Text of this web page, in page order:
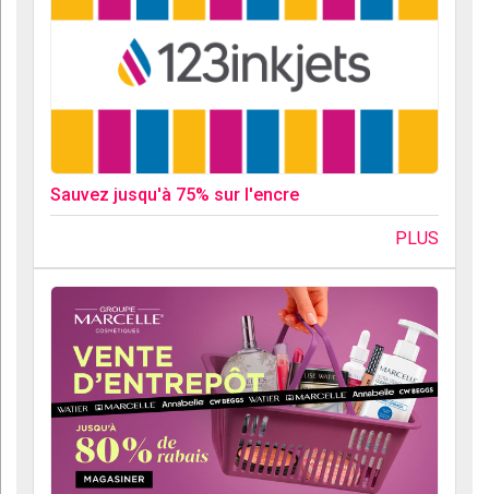
Sauvez jusqu'à 75% sur l'encre
PLUS